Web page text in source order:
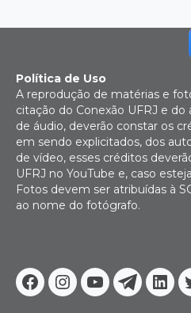
Facebook
Instagram
Youtube
Política de Uso
A reprodução de matérias e
citação do Conexão UFRJ e
de áudio, deverão constar os
em sendo explicitados, dos
de vídeo, esses créditos
UFRJ no YouTube e, caso
Fotos devem ser atribuídas à
ao nome do fotógrafo.